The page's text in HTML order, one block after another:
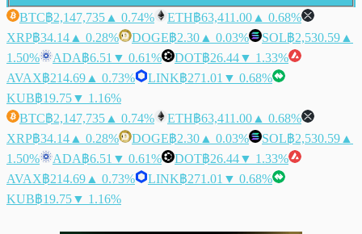
BTC฿2,147,735 ▲ 0.74% ETH฿63,411.00 ▲ 0.68%
XRP฿34.14 ▲ 0.28% DOGE฿2.30 ▲ 0.03% SOL฿2,530.59 ▲
1.50%
ADA฿6.51 ▼ 0.61% DOT฿26.44▼ 1.33%
AVAX฿214.69 ▲ 0.73% LINK฿271.01 ▼ 0.68%
KUB฿19.75▼ 1.16%
BTC฿2,147,735 ▲ 0.74% ETH฿63,411.00 ▲ 0.68%
XRP฿34.14 ▲ 0.28% DOGE฿2.30 ▲ 0.03% SOL฿2,530.59 ▲
1.50%
ADA฿6.51 ▼ 0.61% DOT฿26.44▼ 1.33%
AVAX฿214.69 ▲ 0.73% LINK฿271.01 ▼ 0.68%
KUB฿19.75▼ 1.16%